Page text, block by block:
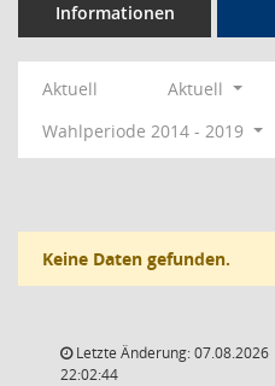
Informationen
Aktuell
Aktuell
Wahlperiode 2014 - 2019
Keine Daten gefunden.
Letzte Änderung: 07.08.2026
22:02:44